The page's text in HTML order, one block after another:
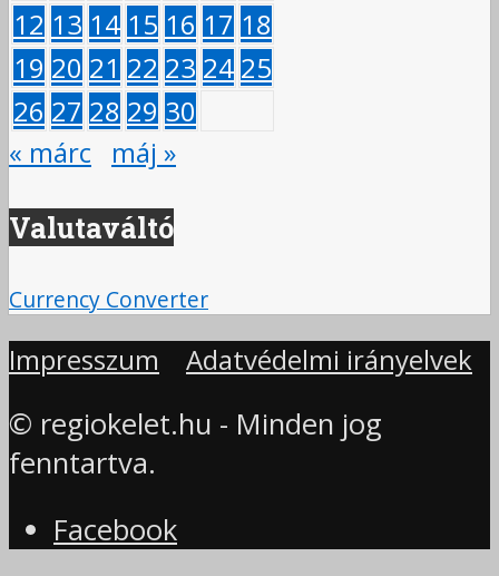
12 13 14 15 16 17 18
19 20 21 22 23 24 25
26 27 28 29 30
« márc
máj »
Valutaváltó
Currency Converter
Impresszum Adatvédelmi irányelvek
© regiokelet.hu - Minden jog
fenntartva.
Facebook